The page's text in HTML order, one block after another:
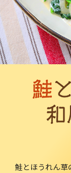
鮭とほうれん草